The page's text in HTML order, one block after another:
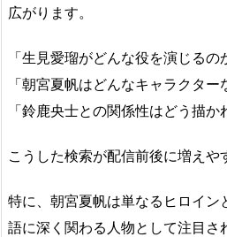
広がります。
「生見愛瑠がどんな役を演じるの
「朝宮夏帆はどんなキャラクター
「鈴鹿央士との関係性はどう描か
こうした検索が配信前後に増えや
特に、朝宮夏帆は単なるヒロイン
語に深く関わる人物として注目さ